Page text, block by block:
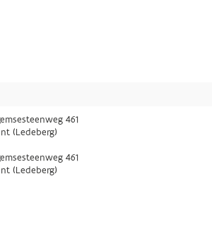
461
(Ledeberg)
461
(Ledeberg)